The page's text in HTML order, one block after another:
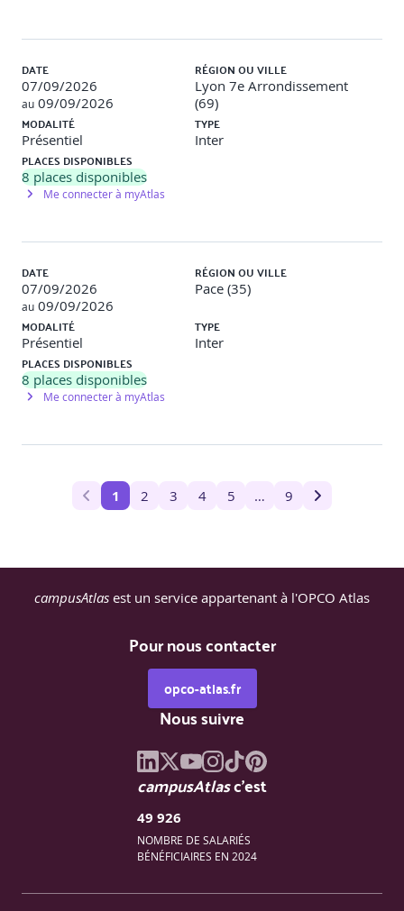
DATE
07/09/2026
au 09/09/2026
RÉGION OU VILLE
Lyon 7e Arrondissement
(69)
MODALITÉ
Présentiel
TYPE
Inter
PLACES DISPONIBLES
8 places disponibles
Me connecter à myAtlas
DATE
07/09/2026
au 09/09/2026
RÉGION OU VILLE
Pace (35)
MODALITÉ
Présentiel
TYPE
Inter
PLACES DISPONIBLES
8 places disponibles
Me connecter à myAtlas
1 2 3 4 5 … 9
campusAtlas est un service appartenant à l'OPCO Atlas
Pour nous contacter
opco-atlas.fr
Nous suivre
campusAtlasc'est
49 926
NOMBRE DE SALARIÉS
BÉNÉFICIAIRES EN 2024